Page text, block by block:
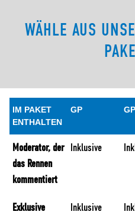
WÄHLE AUS
IM PAKET
ENTHALTEN
GP
Moderator, der
das Rennen
kommentiert
Inklusive
Exklusive
Inklusive